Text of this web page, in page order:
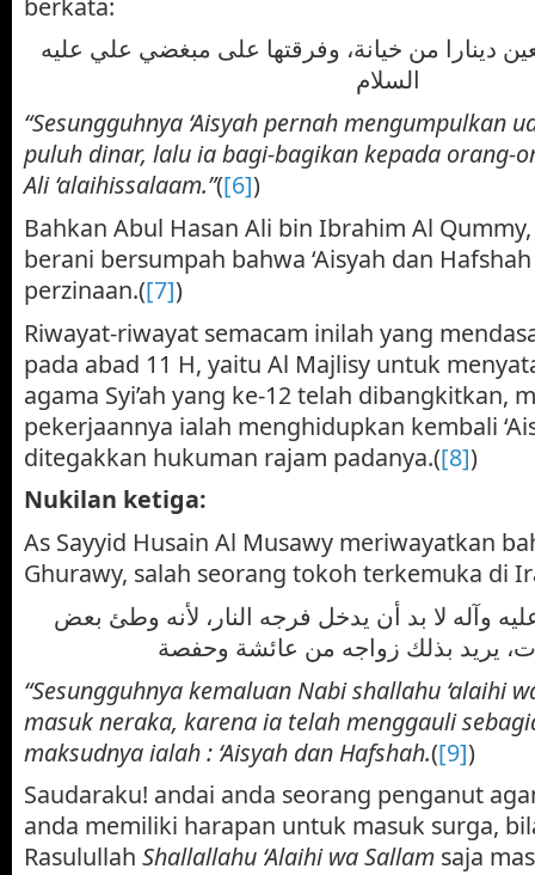
دينارا من خيانة، وفرقتها على مبغضي علي عليه
السلام
“Sesungguhnya ‘Aisyah pernah mengumpulkan
puluh dinar, lalu ia bagi-bagikan kepada orang-
Ali ‘alaihissalaam.”([6])
Bahkan Abul Hasan Ali bin Ibrahim Al
berani bersumpah bahwa ‘Aisyah dan
perzinaan.([7])
Riwayat-riwayat semacam inilah yang
pada abad 11 H, yaitu Al Majlisy untuk
agama Syi’ah yang ke-12 telah dibangkitkan,
pekerjaannya ialah menghidupkan kembali
ditegakkan hukuman rajam padanya.([8])
Nukilan ketiga:
As Sayyid Husain Al Musawy meriwayatkan
Ghurawy, salah seorang tokoh terkemuka di
وآله لا بد أن يدخل فرجه النار، لأنه وطئ بعض
يريد بذلك زواجه من عائشة وحفصة
“Sesungguhnya kemaluan Nabi shallahu ‘alaihi
masuk neraka, karena ia telah menggauli
maksudnya ialah : ‘Aisyah dan Hafshah.([9])
Saudaraku! andai anda seorang penganut
anda memiliki harapan untuk masuk surga,
Rasulullah Shallallahu ‘Alaihi wa Sallam saja